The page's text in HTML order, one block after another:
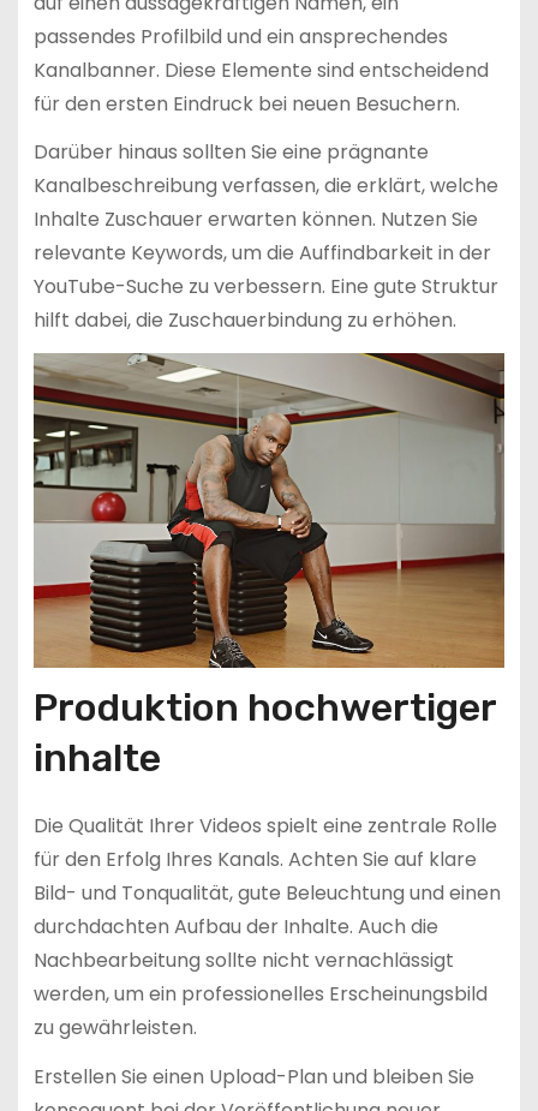
passendes Profilbild und ein ansprechendes
Kanalbanner. Diese Elemente sind entscheidend
für den ersten Eindruck bei neuen Besuchern.
Darüber hinaus sollten Sie eine prägnante
Kanalbeschreibung verfassen, die erklärt, welche
Inhalte Zuschauer erwarten können. Nutzen Sie
relevante Keywords, um die Auffindbarkeit in der
YouTube-Suche zu verbessern. Eine gute Struktur
hilft dabei, die Zuschauerbindung zu erhöhen.
Produktion hochwertiger
inhalte
Die Qualität Ihrer Videos spielt eine zentrale Rolle
für den Erfolg Ihres Kanals. Achten Sie auf klare
Bild- und Tonqualität, gute Beleuchtung und einen
durchdachten Aufbau der Inhalte. Auch die
Nachbearbeitung sollte nicht vernachlässigt
werden, um ein professionelles Erscheinungsbild
zu gewährleisten.
Erstellen Sie einen Upload-Plan und bleiben Sie